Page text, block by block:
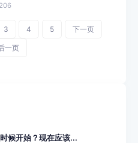
206
3 4 5 下一页
一页
候开始？现在应该...